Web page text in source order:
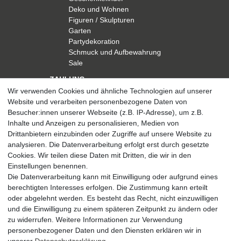
Deko und Wohnen
Figuren / Skulpturen
Garten
Partydekoration
Schmuck und Aufbewahrung
Sale
ZAHLUNG
VERSAND
SICHER EINKAUFEN
Sicher einkaufen mit
durchgehender SSL-Verschlüsselung
Wir verwenden Cookies und ähnliche Technologien auf unserer
Website und verarbeiten personenbezogene Daten von
Besucher:innen unserer Webseite (z.B. IP-Adresse), um z.B.
Inhalte und Anzeigen zu personalisieren, Medien von
Drittanbietern einzubinden oder Zugriffe auf unsere Website zu
analysieren. Die Datenverarbeitung erfolgt erst durch gesetzte
Cookies. Wir teilen diese Daten mit Dritten, die wir in den
Einstellungen benennen.
Die Datenverarbeitung kann mit Einwilligung oder aufgrund eines
berechtigten Interesses erfolgen. Die Zustimmung kann erteilt
oder abgelehnt werden. Es besteht das Recht, nicht einzuwilligen
und die Einwilligung zu einem späteren Zeitpunkt zu ändern oder
zu widerrufen. Weitere Informationen zur Verwendung
personenbezogener Daten und den Diensten erklären wir in